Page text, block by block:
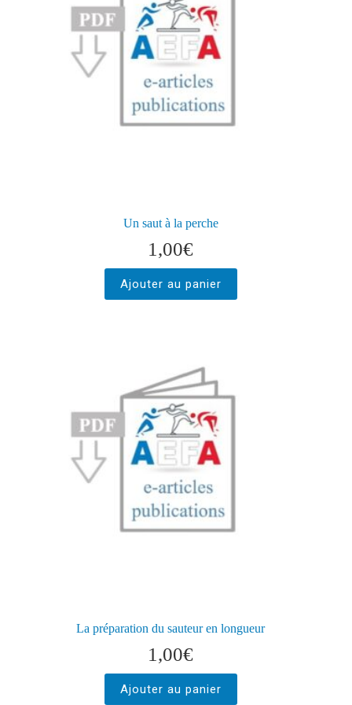
Un saut à la perche
1,00€
Ajouter au panier
La préparation du sauteur en longueur
1,00€
Ajouter au panier